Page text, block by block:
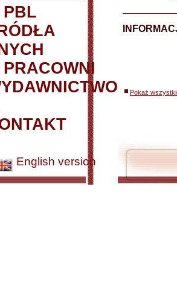
PBL
PRACOWNI
English version
Pokaż